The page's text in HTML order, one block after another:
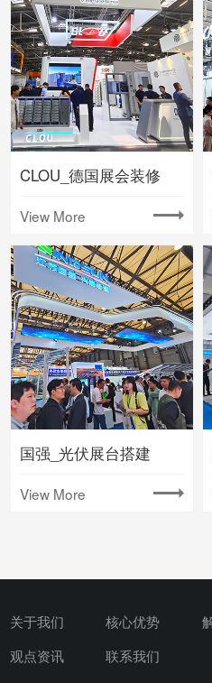
CLOU_德国展会装修
View More
国强_光伏展台搭建
View More
关于我们 核心优势
观点资讯
联系我们